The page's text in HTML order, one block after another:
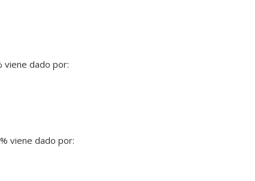
viene dado por:
viene dado por: